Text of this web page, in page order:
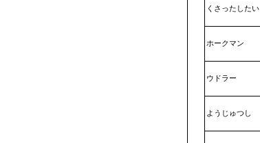
くさったしたい
ホークマン
ウドラー
ようじゅつし